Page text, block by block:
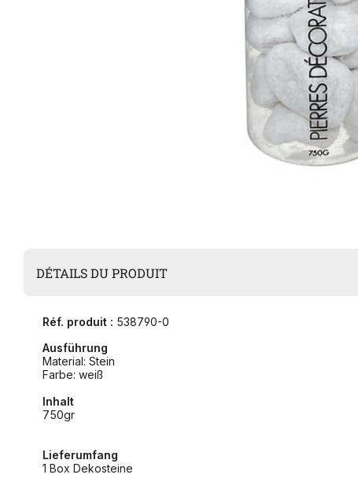
DÉTAILS DU PRODUIT
Réf. produit : 538790-0
Ausführung
Material: Stein
Farbe: weiß
Inhalt
750gr
Lieferumfang
1 Box Dekosteine